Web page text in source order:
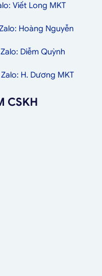
Viết Long MKT
Hoàng Nguyễn
Zalo: Diễm Quỳnh
Zalo: H. Dương MKT
CSKH